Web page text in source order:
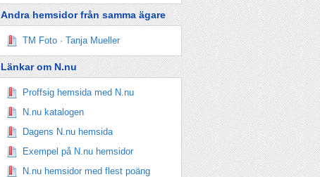
Andra hemsidor från samma ägare
TM Foto · Tanja Mueller
Länkar om N.nu
Proffsig hemsida med N.nu
N.nu katalogen
Dagens N.nu hemsida
Exempel på N.nu hemsidor
N.nu hemsidor med flest poäng